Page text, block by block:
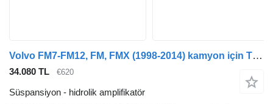
Volvo FM7-FM12, FM, FMX (1998-2014) kamyon için TRW FM (01.05-) TAS-8069 hidrolik amplifikatör
34.080 TL €620
Süspansiyon - hidrolik amplifikatör